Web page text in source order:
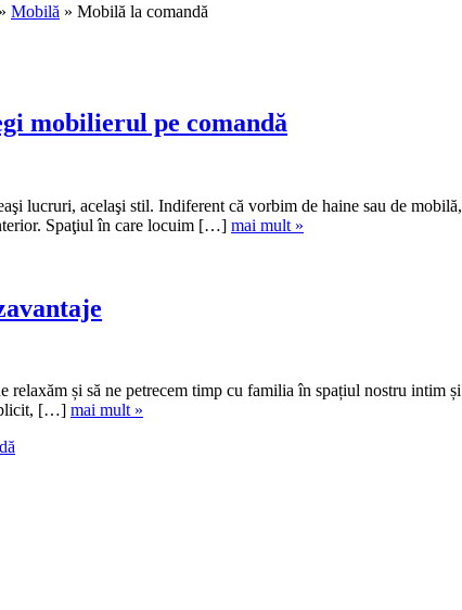
» Mobilă » Mobilă la comandă
mobilierul pe comandă
lucruri, acelaşi stil. Indiferent că vorbim de haine sau de
Spaţiul în care locuim […] mai mult »
relaxăm și să ne petrecem timp cu familia în spațiul nostru
[…] mai mult »